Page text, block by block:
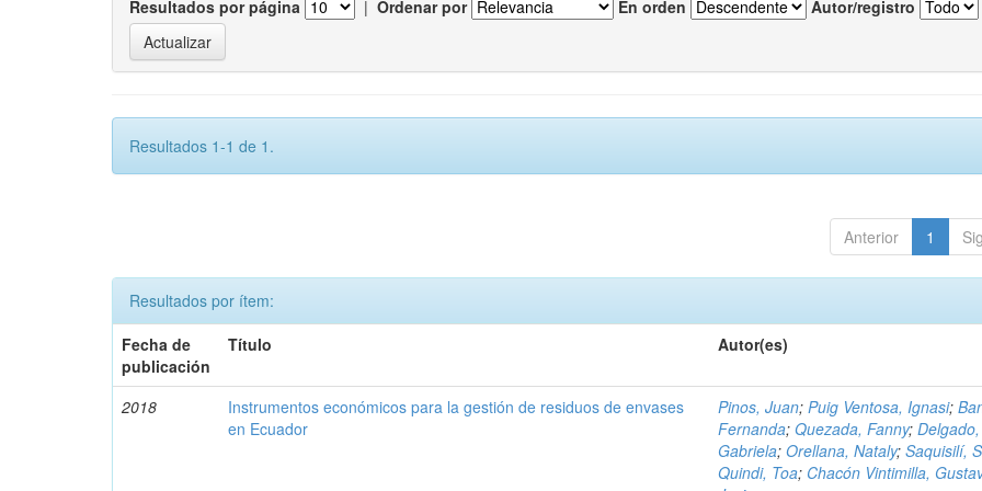
Resultados por página | Ordenar por En orden Autor/registro
Resultados 1-1 de 1.
Anterior 1
Resultados por ítem:
Fecha de
publicación
Título Autor(es)
2018
Instrumentos económicos para la gestión de residuos de envases
en Ecuador
Pinos, Juan;Puig Ventosa, Ignasi;
Fernanda;Quezada, Fanny;Delgado,
Gabriela;Orellana, Nataly;Saquisilí,
Quindi, Toa; Chacón Vintimilla,